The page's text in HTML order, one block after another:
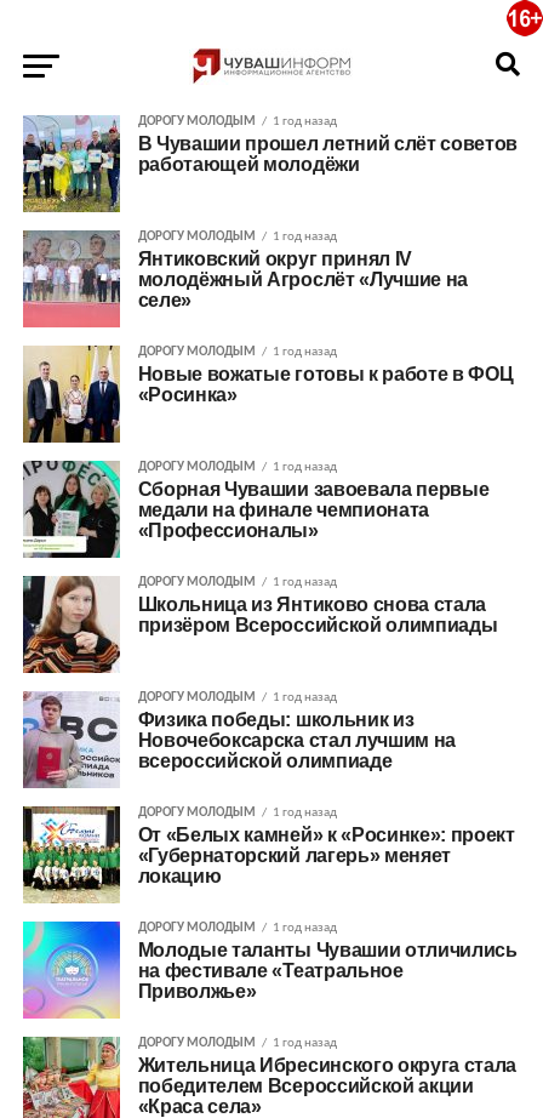
ДОРОГУ МОЛОДЫМ 1 год назад
В Чувашии прошел летний слёт советов
работающей молодёжи
ДОРОГУ МОЛОДЫМ 1 год назад
Янтиковский округ принял IV
молодёжный Агрослёт «Лучшие на
селе»
ДОРОГУ МОЛОДЫМ 1 год назад
Новые вожатые готовы к работе в ФОЦ
«Росинка»
ДОРОГУ МОЛОДЫМ 1 год назад
Сборная Чувашии завоевала первые
медали на финале чемпионата
«Профессионалы»
ДОРОГУ МОЛОДЫМ 1 год назад
Школьница из Янтиково снова стала
призёром Всероссийской олимпиады
ДОРОГУ МОЛОДЫМ 1 год назад
Физика победы: школьник из
Новочебоксарска стал лучшим на
всероссийской олимпиаде
ДОРОГУ МОЛОДЫМ 1 год назад
От «Белых камней» к «Росинке»: проект
«Губернаторский лагерь» меняет
локацию
ДОРОГУ МОЛОДЫМ 1 год назад
Молодые таланты Чувашии отличились
на фестивале «Театральное
Приволжье»
ДОРОГУ МОЛОДЫМ 1 год назад
Жительница Ибресинского округа стала
победителем Всероссийской акции
«Краса села»